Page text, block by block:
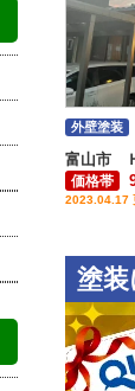
富山市
価格帯
2023.04.17
外壁塗装
塗